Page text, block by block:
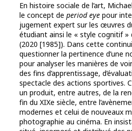
En histoire sociale de l’art,
le concept de period eye pour
jugement expert sur les œuvres
étudiant ainsi le « style cognitif
(2020 [1985]). Dans cette
questionner la pertinence d’une
pour analyser les manières de
des fins d’apprentissage,
spectacle des actions sportives.
un produit, entre autres, de la
fin du XIXe siècle, entre
modernes et celui de nouveaux
photographie au cinéma. En